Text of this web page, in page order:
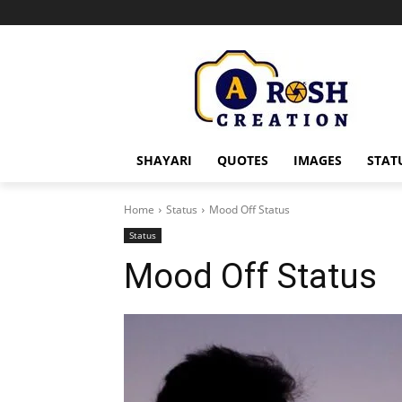
SHAYARI QUOTES IMAGES
Home Status Mood Off Status
Status
Mood Off Status